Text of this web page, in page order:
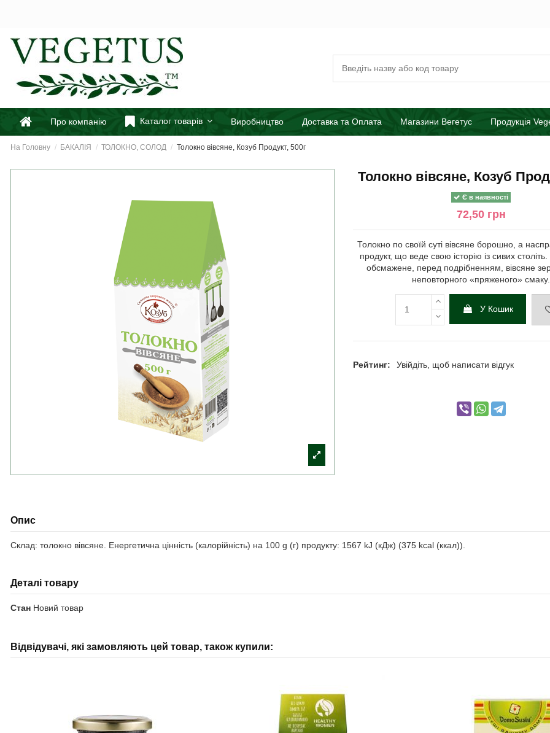
Про компанію Каталог товарів Виробництво Доставка та Оплата Магазини Вегетус Продукція
На Головну БАКАЛІЯ ТОЛОКНО, СОЛОД Толокно вівсяне, Козуб Продукт, 500г
Толокно вівсяне, Козуб
Є в наявності
72,50 грн
Толокно по своїй суті вівсяне борошно, а
продукт, що веде свою історію із сивих
обсмажене, перед подрібненням, вівсяне
неповторного «пряженого» смаку.
У Кошик
Рейтинг: Увійдіть, щоб написати відгук
Опис
Склад: толокно вівсяне. Енергетична цінність (калорійність) на 100 g (г) продукту: 1567 kJ (кДж) (375 kcal (ккал)).
Деталі товару
Стан Новий товар
Відвідувачі, які замовляють цей товар, також купили: